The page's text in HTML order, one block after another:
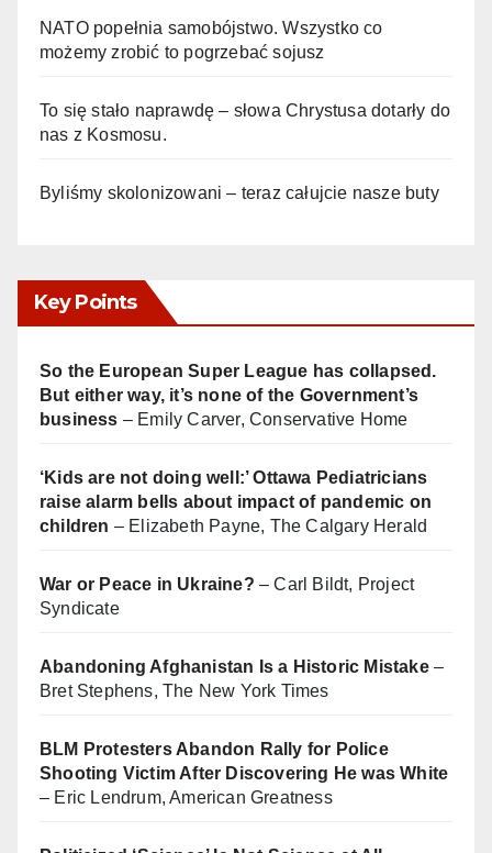
NATO popełnia samobójstwo. Wszystko co
możemy zrobić to pogrzebać sojusz
To się stało naprawdę – słowa Chrystusa dotarły do
nas z Kosmosu.
Byliśmy skolonizowani – teraz całujcie nasze buty
Key Points
So the European Super League has collapsed.
But either way, it’s none of the Government’s
business – Emily Carver, Conservative Home
‘Kids are not doing well:’ Ottawa Pediatricians
raise alarm bells about impact of pandemic on
children – Elizabeth Payne, The Calgary Herald
War or Peace in Ukraine? – Carl Bildt, Project
Syndicate
Abandoning Afghanistan Is a Historic Mistake–
Bret Stephens, The New York Times
BLM Protesters Abandon Rally for Police
Shooting Victim After Discovering He was White
– Eric Lendrum, American Greatness